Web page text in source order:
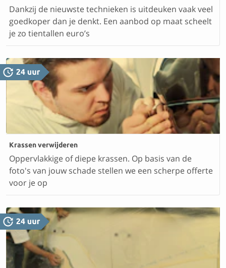
Dankzij de nieuwste technieken is uitdeuken vaak veel
goedkoper dan je denkt. Een aanbod op maat scheelt
je zo tientallen euro’s
Krassen verwijderen
Oppervlakkige of diepe krassen. Op basis van de
foto's van jouw schade stellen we een scherpe offerte
voor je op